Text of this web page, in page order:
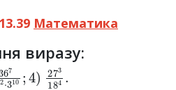
Математика
виразу:
⋅36 245 3) 36